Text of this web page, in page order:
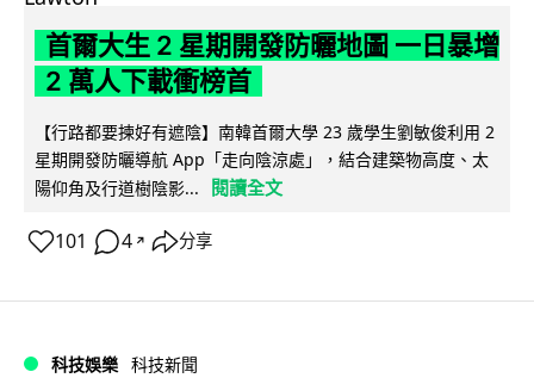
首爾大生 2 星期開發防曬地圖 一日暴增
2 萬人下載衝榜首
【行路都要揀好有遮陰】南韓首爾大學 23 歲學生劉敏俊利用 2
星期開發防曬導航 App「走向陰涼處」，結合建築物高度、太
陽仰角及行道樹陰影...
閱讀全文
101 4 ↗ 分享
科技娛樂 科技新聞